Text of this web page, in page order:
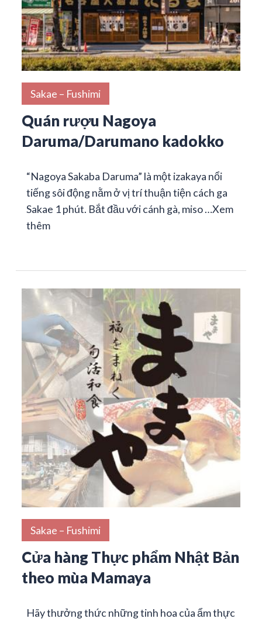
Sakae – Fushimi
Quán rượu Nagoya
Daruma/Darumano kadokko
“Nagoya Sakaba Daruma” là một izakaya nổi
tiếng sôi động nằm ở vị trí thuận tiện cách ga
Sakae 1 phút. Bắt đầu với cánh gà, miso …Xem
thêm
Sakae – Fushimi
Cửa hàng Thực phẩm Nhật Bản
theo mùa Mamaya
Hãy thưởng thức những tinh hoa của ẩm thực